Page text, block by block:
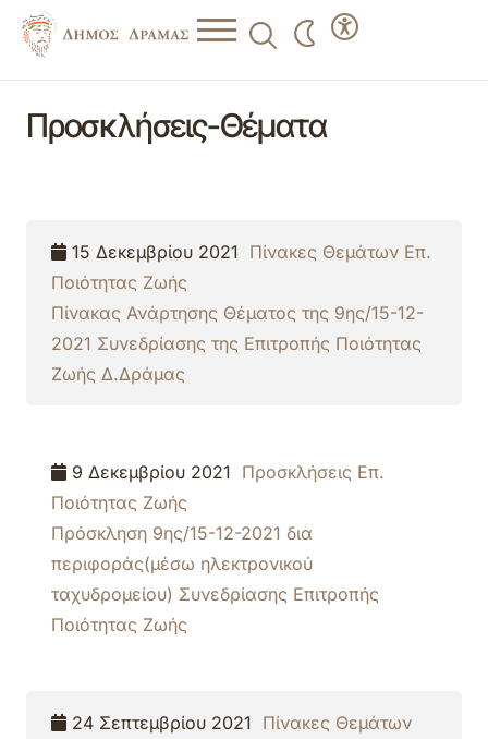
Προσκλήσεις-Θέματα
15 Δεκεμβρίου 2021 Πίνακες Θεμάτων Επ.
Ποιότητας Ζωής
Πίνακας Ανάρτησης Θέματος της 9ης/15-12-
2021 Συνεδρίασης της Επιτροπής Ποιότητας
Ζωής Δ.Δράμας
9 Δεκεμβρίου 2021 Προσκλήσεις Επ.
Ποιότητας Ζωής
Πρόσκληση 9ης/15-12-2021 δια
περιφοράς(μέσω ηλεκτρονικού
ταχυδρομείου) Συνεδρίασης Επιτροπής
Ποιότητας Ζωής
24 Σεπτεμβρίου 2021 Πίνακες Θεμάτων